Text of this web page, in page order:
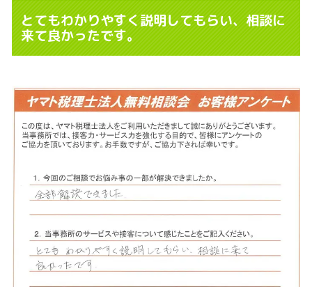
とてもわかりやすく説明してもらい、相談に
来て良かったです。